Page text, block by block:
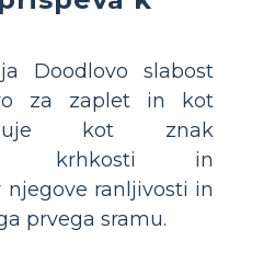
Doodlovo slabost
za zaplet in kot
kot znak
krhkosti in
ranljivosti in
prvega sramu.